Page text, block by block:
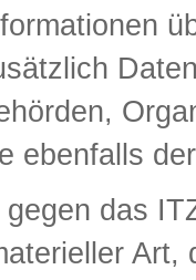
ebenfalls
das